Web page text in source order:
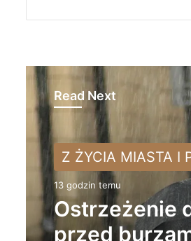
Read Next
Z ŻYCIA MIASTA I
13 godzin temu
Ostrzeżenie
przed